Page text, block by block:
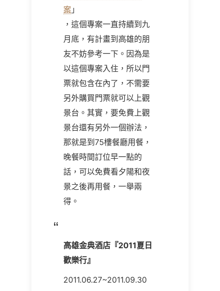
案 」
，這個專案一直持續到九
月底，有計畫到高雄的朋
友不妨參考一下。因為是
以這個專案入住，所以門
票就包含在內了，不需要
另外購買門票就可以上觀
景台。其實，要免費上觀
景台還有另外一個辦法，
那就是到75樓餐廳用餐，
晚餐時間訂位早一點的
話，可以免費看夕陽和夜
景之後再用餐，一舉兩
得。
高雄金典酒店『2011夏日
歡樂行』
2011.06.27~2011.09.30